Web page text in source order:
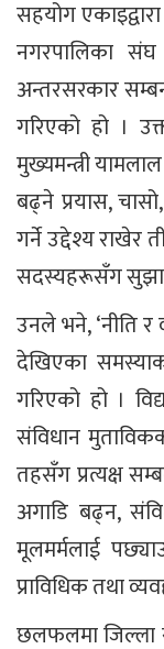
सहयोग
नगरपालिका संघ
अन्तरसरकार
गरिएको हो ।
मुख्यमन्त्री
बढ्ने प्रयास,
गर्ने उद्देश्य राखेर
सदस्यहरूसँग
उनले भने, ‘नीति र
देखिएका
गरिएको हो ।
संविधान
तहसँग प्रत्यक्ष
अगाडि बढ्न,
मूलमर्मलाई
प्राविधिक तथा
छलफलमा जिल्ला